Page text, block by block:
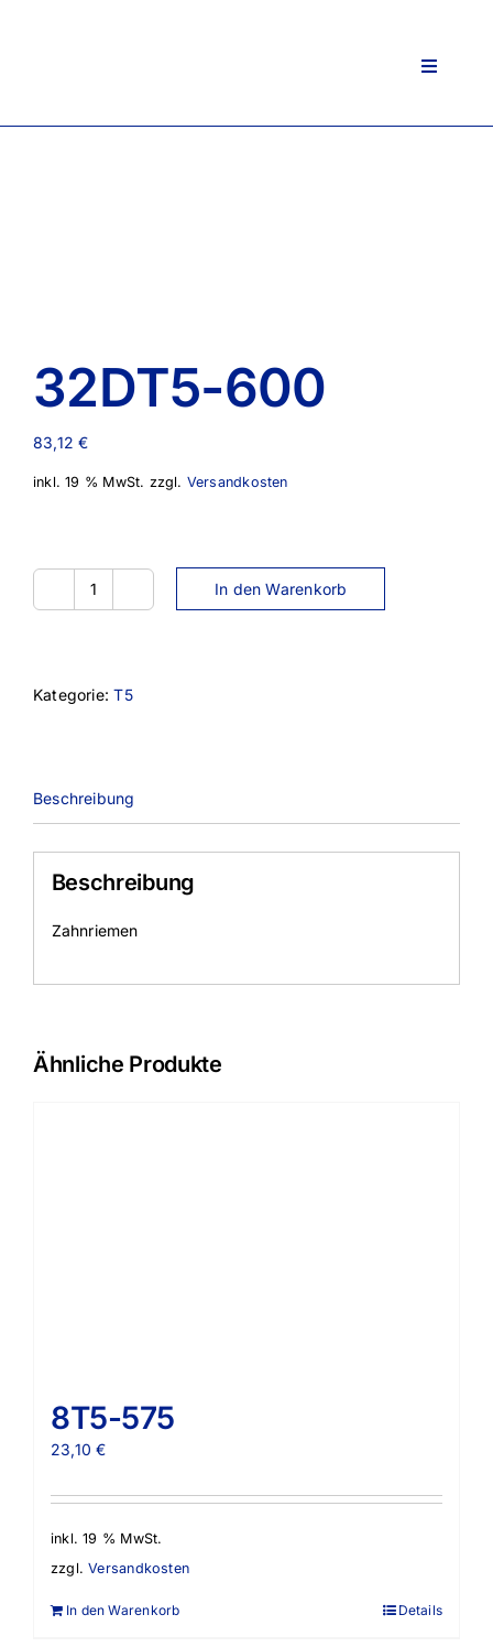
Toggle
32DT5-600
83,12€
inkl. 19 % MwSt. zzgl. Versandkosten
32DT5-
In den Warenkorb
Kategorie:T5
Beschreibung
Beschreibung
Zahnriemen
Ähnliche Produkte
8T5-575
23,10€
inkl. 19 % MwSt.
zzgl.Versandkosten
In den Warenkorb Details